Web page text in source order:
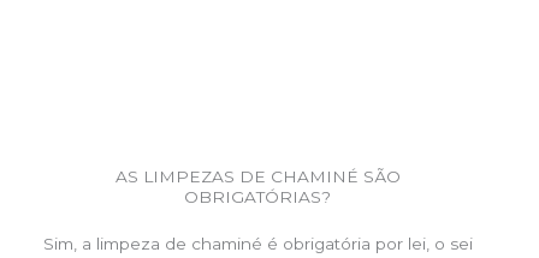
AS LIMPEZAS DE CHAMINÉ SÃO
OBRIGATÓRIAS?
Sim, a limpeza de chaminé é obrigatória por lei, o sei